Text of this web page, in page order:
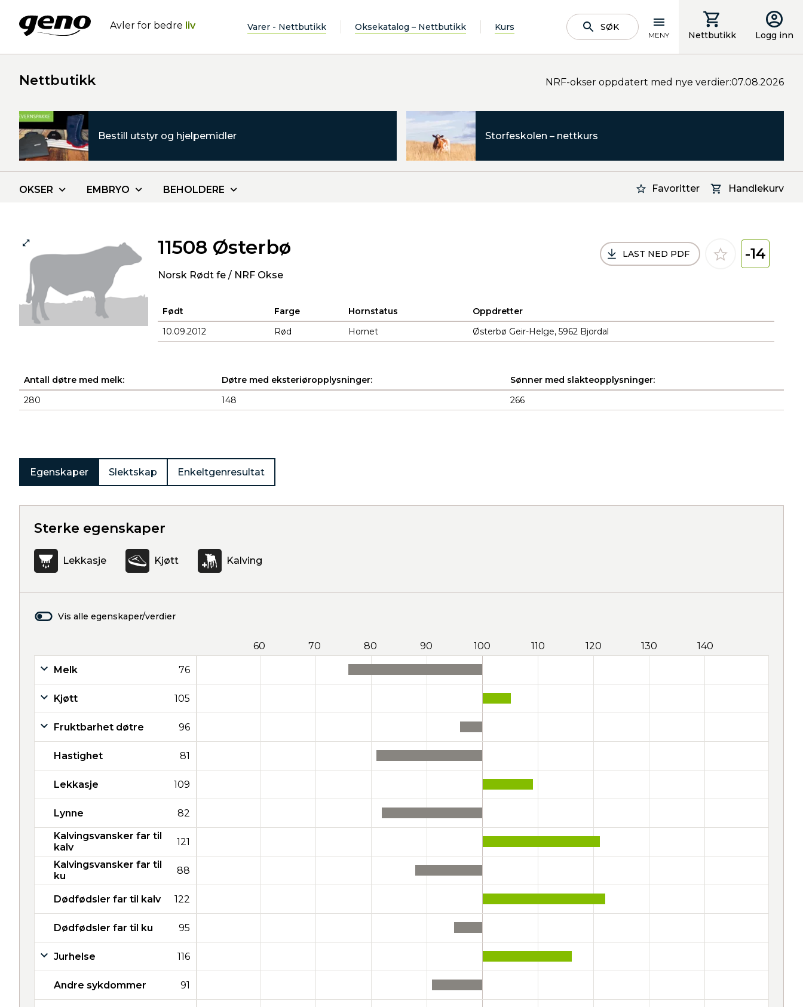
Avler for bedre liv Varer - Nettbutikk Oksekatalog – Nettbutikk Kurs SØK
MENY Nettbutikk Logg inn
Nettbutikk NRF-okser oppdatert med nye verdier:07.08.2026
Bestill utstyr og hjelpemidler Storfeskolen – nettkurs
Favoritter Handlekurv
OKSER EMBRYO BEHOLDERE
11508 Østerbø
Norsk Rødt fe / NRF Okse
LAST NED PDF -14
Født Farge Hornstatus
Oppdretter
10.09.2012
Rød Hornet Østerbø Geir-Helge, 5962 Bjordal
Antall døtre med melk: Døtre med eksteriøropplysninger:
Sønner med slakteopplysninger:
280
148 266
Egenskaper Slektskap Enkeltgenresultat
Sterke egenskaper
Lekkasje Kjøtt Kalving
Vis alle egenskaper/verdier
60 70 80 90 100 110 120 130 140
Melk 76
Kjøtt 105
Fruktbarhet døtre 96
Hastighet 81
Lekkasje 109
Lynne 82
Kalvingsvansker far til
kalv
121
Kalvingsvansker far til
ku
88
Dødfødsler far til kalv 122
Dødfødsler far til ku 95
Jurhelse 116
Andre sykdommer 91